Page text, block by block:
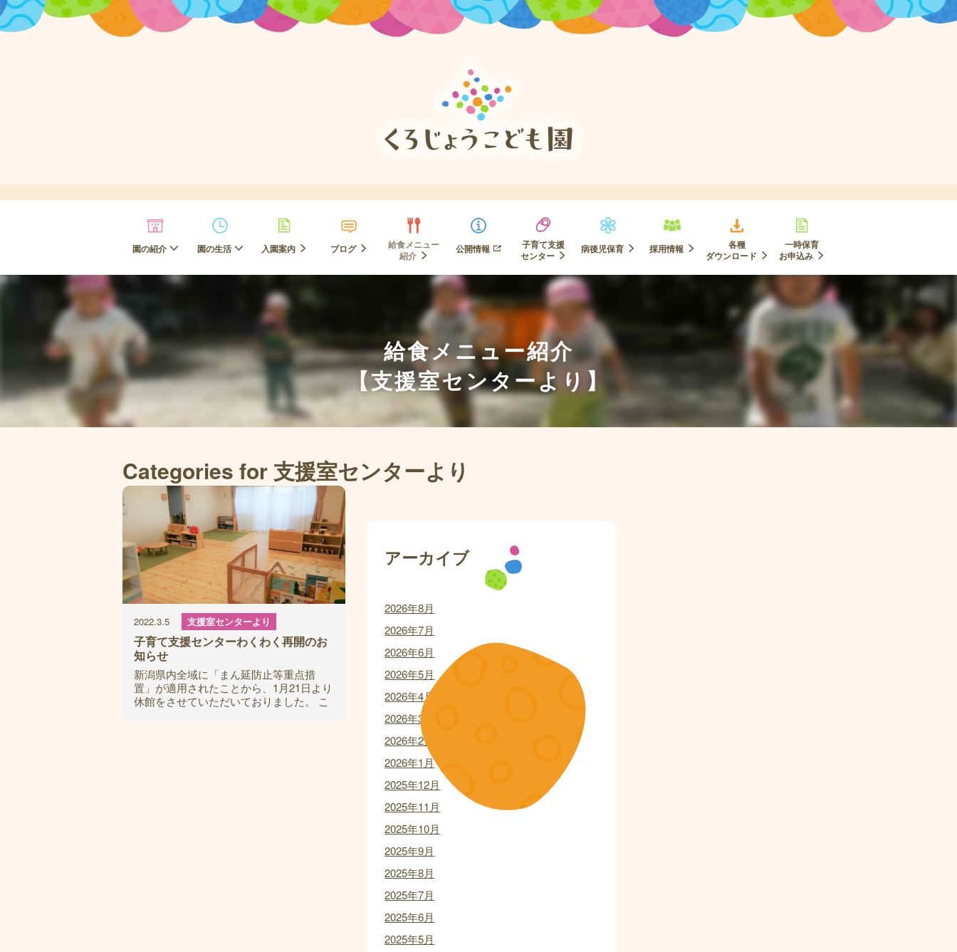
園の紹介 園の生活 入園案内 ブログ
給食メニュー
紹介
公開情報
子育て支援
センター
病後児保育 採用情報
各種
ダウンロード
一時保育
お申込み
給食メニュー紹介
【支援室センターより】
Categories for 支援室センターより
2022.3.5 支援室センターより
子育て支援センターわくわく再開のお
知らせ
新潟県内全域に「まん延防止等重点措
置」が適用されたことから、1月21日より
休館をさせていただいておりました。 こ
アーカイブ
2026年8月
2026年7月
2026年6月
2026年5月
2026年4月
2026年3月
2026年2月
2026年1月
2025年12月
2025年11月
2025年10月
2025年9月
2025年8月
2025年7月
2025年6月
2025年5月